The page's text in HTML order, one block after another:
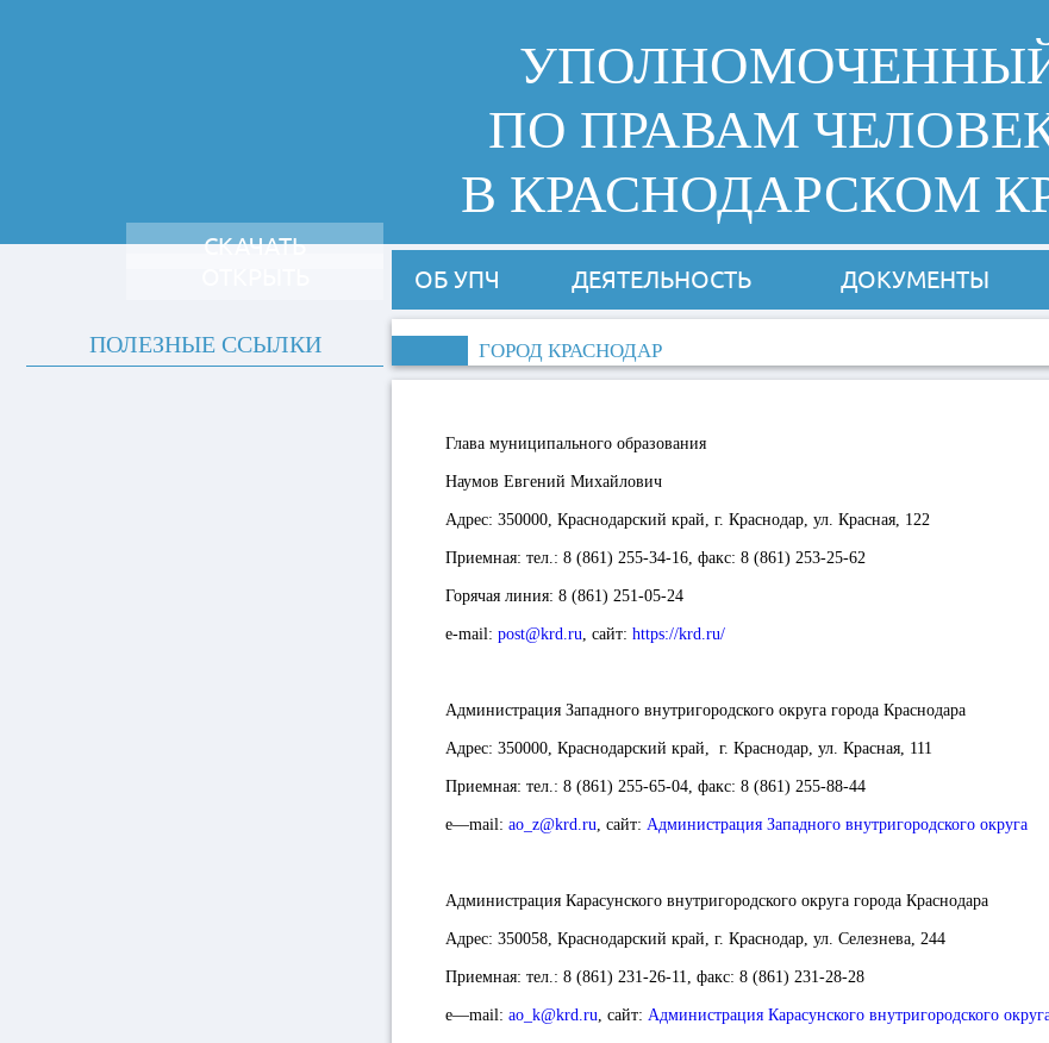
ПО ПРАВАМ
В КРАСНОДАРСКОМ
ОБ УПЧ ДЕЯТЕЛЬНОСТЬ ДОКУМЕНТЫ
ГОРОД КРАСНОДАР
Глава муниципального образования
Наумов Евгений Михайлович
Адрес: 350000, Краснодарский край, г. Краснодар, ул. Красная, 122
Приемная: тел.: 8 (861) 255-34-16, факс: 8 (861) 253-25-62
Горячая линия: 8 (861) 251-05-24
e-mail: post@krd.ru, сайт: https://krd.ru/
Администрация Западного внутригородского округа города Краснодара
Адрес: 350000, Краснодарский край, г. Краснодар, ул. Красная, 111
Приемная: тел.: 8 (861) 255-65-04, факс: 8 (861) 255-88-44
e—mail: ao_z@krd.ru, сайт: Администрация Западного внутригородского округа
Администрация Карасунского внутригородского округа города Краснодара
Адрес: 350058, Краснодарский край, г. Краснодар, ул. Селезнева, 244
Приемная: тел.: 8 (861) 231-26-11, факс: 8 (861) 231-28-28
e—mail: ao_k@krd.ru, сайт: Администрация Карасунского внутригородского
СКАЧАТЬ
ПОЛЕЗНЫЕ ССЫЛКИ